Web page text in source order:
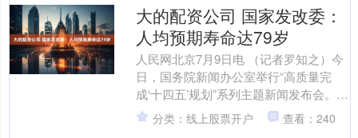
大的配资公司 国家发改委：
人均预期寿命达79岁
人民网北京7月9日电 （记者罗知之）今
日，国务院新闻办公室举行“高质量完
成‘十四五’规划”系列主题新闻发布会。国
家发展改革委主任郑栅洁表示，经济发
展、科技进步的....
分类：线上股票开户 查看：240